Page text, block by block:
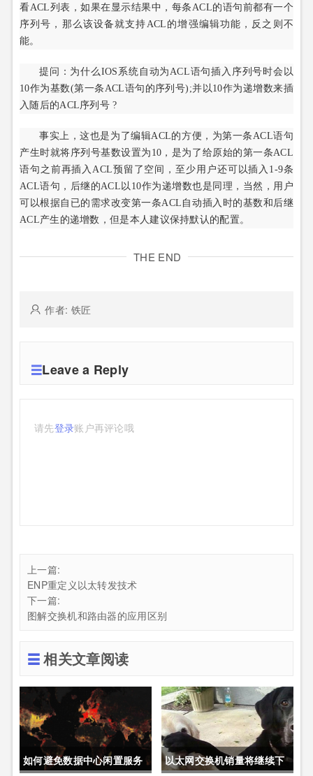
看ACL列表，如果在显示结果中，每条ACL的语句前都有一个
序列号，那么该设备就支持ACL的增强编辑功能，反之则不
能。
提问：为什么IOS系统自动为ACL语句插入序列号时会以
10作为基数(第一条ACL语句的序列号);并以10作为递增数来插
入随后的ACL序列号 ?
事实上，这也是为了编辑ACL的方便，为第一条ACL语句
产生时就将序列号基数设置为10，是为了给原始的第一条ACL
语句之前再插入ACL预留了空间，至少用户还可以插入1-9条
ACL语句，后继的ACL以10作为递增数也是同理，当然，用户
可以根据自已的需求改变第一条ACL自动插入时的基数和后继
ACL产生的递增数，但是本人建议保持默认的配置。
THE END
作者: 铁匠
Leave a Reply
请先登录账户再评论哦
上一篇:
ENP重定义以太转发技术
下一篇:
图解交换机和路由器的应用区别
相关文章阅读
如何避免数据中心闲置服务 以太网交换机销量将继续下